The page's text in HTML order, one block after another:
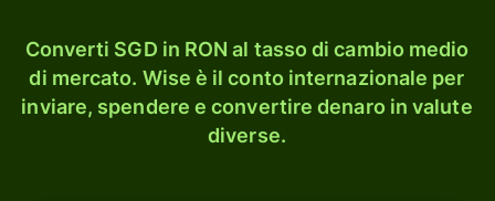
Converti SGD in RON al tasso di cambio medio
di mercato. Wise è il conto internazionale per
inviare, spendere e convertire denaro in valute
diverse.